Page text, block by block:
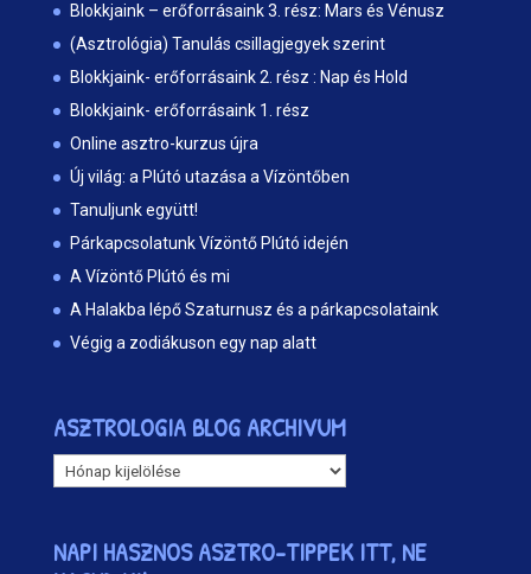
Blokkjaink – erőforrásaink 3. rész: Mars és Vénusz
(Asztrológia) Tanulás csillagjegyek szerint
Blokkjaink- erőforrásaink 2. rész : Nap és Hold
Blokkjaink- erőforrásaink 1. rész
Online asztro-kurzus újra
Új világ: a Plútó utazása a Vízöntőben
Tanuljunk együtt!
Párkapcsolatunk Vízöntő Plútó idején
A Vízöntő Plútó és mi
A Halakba lépő Szaturnusz és a párkapcsolataink
Végig a zodiákuson egy nap alatt
ASZTROLOGIA BLOG ARCHIVUM
ASZTROLOGIA
BLOG
NAPI HASZNOS ASZTRO-TIPPEK ITT, NE